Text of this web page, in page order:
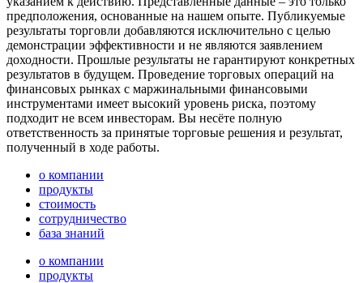
предположения, основанные на нашем опыте. Публикуемые
результаты торговли добавляются исключительно с целью
демонстрации эффективности и не являются заявлением
доходности. Прошлые результаты не гарантируют конкретных
результатов в будущем. Проведение торговых операций на
финансовых рынках с маржинальными финансовыми
инструментами имеет высокий уровень риска, поэтому
подходит не всем инвесторам. Вы несёте полную
ответственность за принятые торговые решения и результат,
полученный в ходе работы.
о компании
продукты
стоимость
сотрудничество
база знаний
о компании
продукты